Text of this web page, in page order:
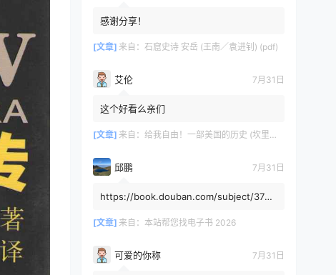
感谢分享！
[文章] 来自： 石窟史诗 安岳 (王南／袁进钊) (pdf)
艾伦 7月31日
这个好看么亲们
[文章] 来自： 给我自由！一部美国的历史 (坎里克·方纳／埃里克·方纳) (mobi+azw3+epub)
邱鹏 7月31日
https://book.douban.com/subject/3725
[文章] 来自： 本站帮您找电子书 2026
可爱的你称 7月31日